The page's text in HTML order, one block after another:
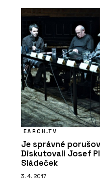
PRODUKTY
Filtrační
in One -
EARCH.TV
Je správné
Diskutovali Josef
Sládeček
3. 4. 2017